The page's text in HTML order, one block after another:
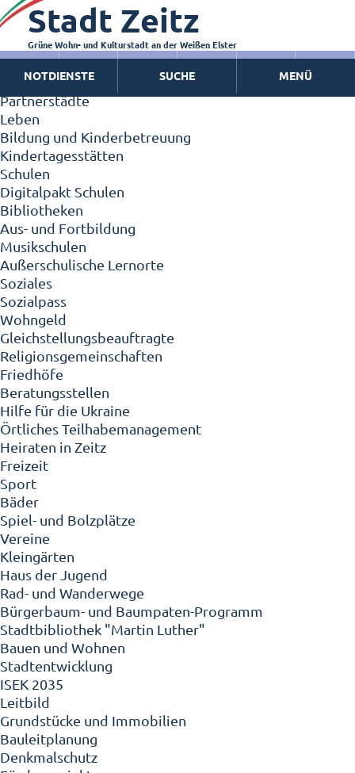
Zeitz - Die Kleinstadt
Willkommen in Zeitz!
Interview mit Oberbürgermeister Christian Thieme
Zeitz - Stadt der Zukunft
Ortschaften
Partnerstädte
Leben
Bildung und Kinderbetreuung
Kindertagesstätten
Schulen
Digitalpakt Schulen
Bibliotheken
Aus- und Fortbildung
Musikschulen
Außerschulische Lernorte
Soziales
Sozialpass
Wohngeld
Gleichstellungsbeauftragte
Religionsgemeinschaften
Friedhöfe
Beratungsstellen
Hilfe für die Ukraine
Örtliches Teilhabemanagement
Heiraten in Zeitz
Freizeit
Sport
Bäder
Spiel- und Bolzplätze
Vereine
Kleingärten
Haus der Jugend
Rad- und Wanderwege
Bürgerbaum- und Baumpaten-Programm
Stadtbibliothek "Martin Luther"
Bauen und Wohnen
Stadtentwicklung
ISEK 2035
Leitbild
Grundstücke und Immobilien
Bauleitplanung
Denkmalschutz
Stadt Zeitz
Grüne Wohn- und Kulturstadt an der Weißen Elster
NOTDIENSTE SUCHE MENÜ